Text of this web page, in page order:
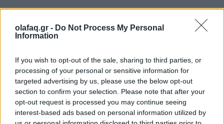
olafaq.gr - Do Not Process My Personal
Information
If you wish to opt-out of the sale, sharing to third parties, or
processing of your personal or sensitive information for
targeted advertising by us, please use the below opt-out
section to confirm your selection. Please note that after your
opt-out request is processed you may continue seeing
interest-based ads based on personal information utilized by
Δημοσιεύθηκε σεΕλλάδα|TaggedΑκραίες Θερμοκρασίες ,Καιρός
Καύσωνας, ΣΚ